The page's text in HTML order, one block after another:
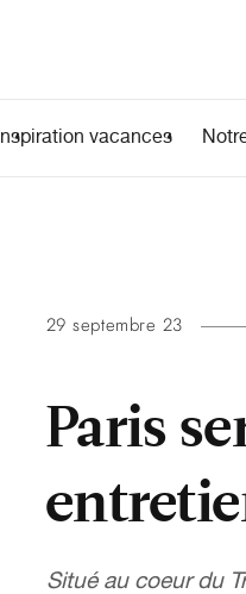
Inspiration vacances
29 septembre 23
Paris
Situé au coeur du